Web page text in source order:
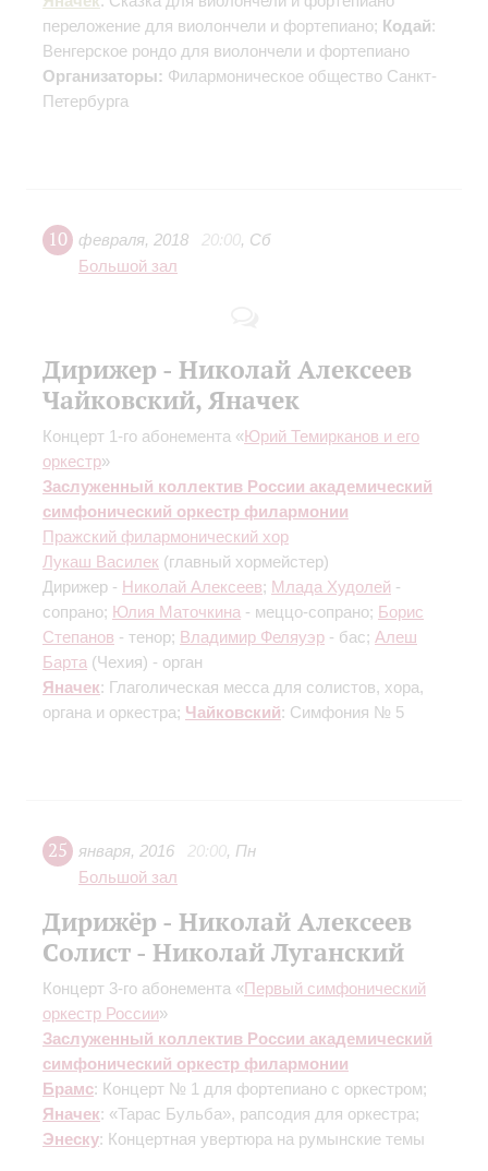
переложение для виолончели и фортепиано; Кодай:
Венгерское рондо для виолончели и фортепиано
Организаторы: Филармоническое общество Санкт-
Петербурга
10 февраля, 2018 20:00, Сб
Большой зал
Дирижер - Николай Алексеев
Чайковский, Яначек
Концерт 1-го абонемента «Юрий Темирканов и его
оркестр»
Заслуженный коллектив России академический
симфонический оркестр филармонии
Пражский филармонический хор
Лукаш Василек (главный хормейстер)
Дирижер - Николай Алексеев; Млада Худолей -
сопрано; Юлия Маточкина - меццо-сопрано; Борис
Степанов - тенор; Владимир Феляуэр - бас; Алеш
Барта (Чехия) - орган
Яначек: Глаголическая месса для солистов, хора,
органа и оркестра; Чайковский: Симфония № 5
25 января, 2016 20:00, Пн
Большой зал
Дирижёр - Николай Алексеев
Солист - Николай Луганский
Концерт 3-го абонемента «Первый симфонический
оркестр России»
Заслуженный коллектив России академический
симфонический оркестр филармонии
Брамс: Концерт № 1 для фортепиано с оркестром;
Яначек: «Тарас Бульба», рапсодия для оркестра;
Энеску: Концертная увертюра на румынские темы